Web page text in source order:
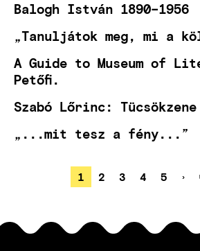
Balogh István 1890–1956
„Tanuljátok meg, mi a
A Guide to Museum of
Petőfi.
Szabó Lőrinc: Tücsökzene
„...mit tesz a fény...”
OLDALSZÁMOZÁS
JELENLEGI
OLDAL
1 OLDAL
2 OLDAL
3 OLDAL
4 OLDAL
5 ›